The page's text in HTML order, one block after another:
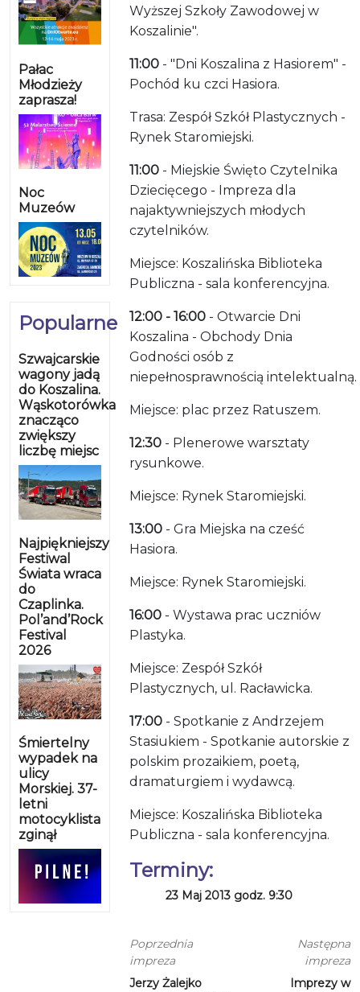
Pałac
Młodzieży
zaprasza!
Noc
Muzeów
Popularne
Szwajcarskie
wagony jadą
do Koszalina.
Wąskotorówka
znacząco
zwiększy
liczbę miejsc
Najpiękniejszy
Festiwal
Świata wraca
do
Czaplinka.
Pol’and’Rock
Festival
2026
Śmiertelny
wypadek na
ulicy
Morskiej. 37-
letni
motocyklista
zginął
Wyższej Szkoły Zawodowej w
Koszalinie".
11:00 - "Dni Koszalina z Hasiorem" -
Pochód ku czci Hasiora.
Trasa: Zespół Szkół Plastycznych -
Rynek Staromiejski.
11:00 - Miejskie Święto Czytelnika
Dziecięcego - Impreza dla
najaktywniejszych młodych
czytelników.
Miejsce: Koszalińska Biblioteka
Publiczna - sala konferencyjna.
12:00 - 16:00 - Otwarcie Dni
Koszalina - Obchody Dnia
Godności osób z
niepełnosprawnością intelektualną.
Miejsce: plac przez Ratuszem.
12:30 - Plenerowe warsztaty
rysunkowe.
Miejsce: Rynek Staromiejski.
13:00 - Gra Miejska na cześć
Hasiora.
Miejsce: Rynek Staromiejski.
16:00 - Wystawa prac uczniów
Plastyka.
Miejsce: Zespół Szkół
Plastycznych, ul. Racławicka.
17:00 - Spotkanie z Andrzejem
Stasiukiem - Spotkanie autorskie z
polskim prozaikiem, poetą,
dramaturgiem i wydawcą.
Miejsce: Koszalińska Biblioteka
Publiczna - sala konferencyjna.
Terminy:
23 Maj 2013 godz. 9:30
Poprzednia
impreza
Jerzy Żalejko
Następna
impreza
Imprezy w